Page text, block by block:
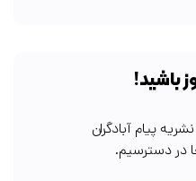
باشید!
پیام آبادگران
دسترسیم.